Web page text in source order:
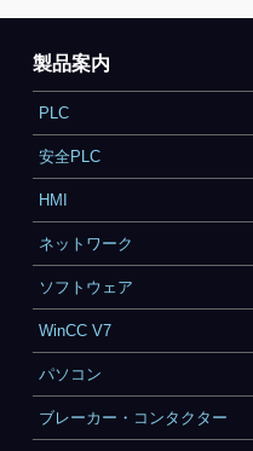
製品案内
PLC
安全PLC
HMI
ネットワーク
ソフトウェア
WinCC V7
パソコン
ブレーカー・コンタクター